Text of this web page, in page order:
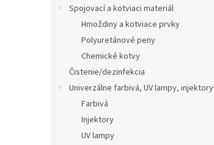
Spojovací a kotviaci materiál
Hmoždiny a kotviace prvky
Polyuretánové peny
Chemické kotvy
Čistenie/dezinfekcia
Univerzálne farbivá, UV lampy, injektory
Farbivá
Injektory
UV lampy